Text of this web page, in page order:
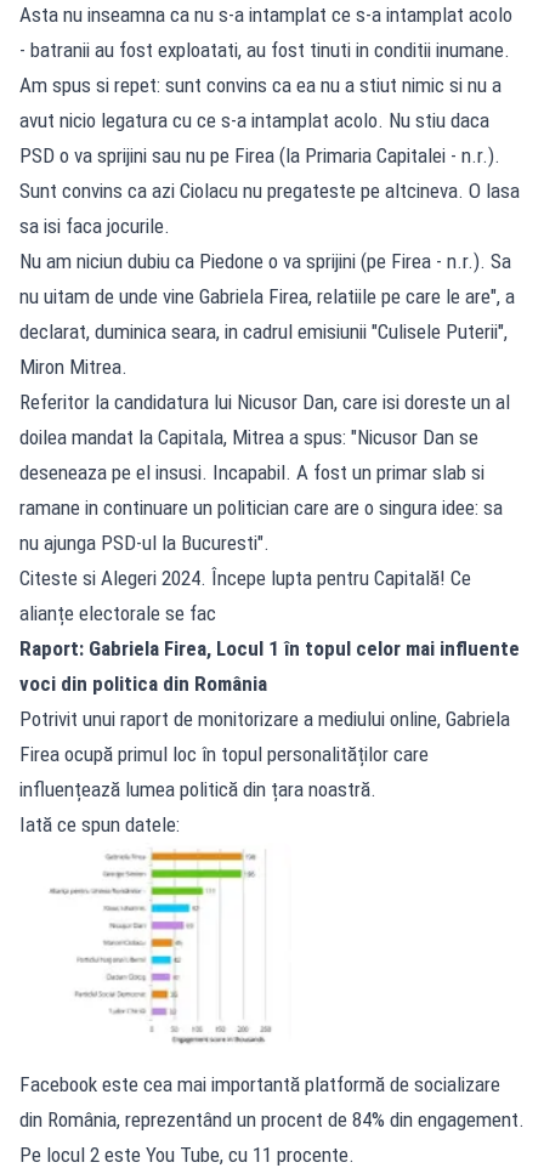
Asta nu inseamna ca nu s-a intamplat ce s-a intamplat acolo
- batranii au fost exploatati, au fost tinuti in conditii inumane.
Am spus si repet: sunt convins ca ea nu a stiut nimic si nu a
avut nicio legatura cu ce s-a intamplat acolo. Nu stiu daca
PSD o va sprijini sau nu pe Firea (la Primaria Capitalei - n.r.).
Sunt convins ca azi Ciolacu nu pregateste pe altcineva. O lasa
sa isi faca jocurile.
Nu am niciun dubiu ca Piedone o va sprijini (pe Firea - n.r.). Sa
nu uitam de unde vine Gabriela Firea, relatiile pe care le are", a
declarat, duminica seara, in cadrul emisiunii "Culisele Puterii",
Miron Mitrea.
Referitor la candidatura lui Nicusor Dan, care isi doreste un al
doilea mandat la Capitala, Mitrea a spus: "Nicusor Dan se
deseneaza pe el insusi. Incapabil. A fost un primar slab si
ramane in continuare un politician care are o singura idee: sa
nu ajunga PSD-ul la Bucuresti".
Citeste si Alegeri 2024. Începe lupta pentru Capitală! Ce
alianțe electorale se fac
Raport: Gabriela Firea, Locul 1 în topul celor mai influente
voci din politica din România
Potrivit unui raport de monitorizare a mediului online, Gabriela
Firea ocupă primul loc în topul personalităților care
influențează lumea politică din țara noastră.
Iată ce spun datele:
Facebook este cea mai importantă platformă de socializare
din România, reprezentând un procent de 84% din engagement.
Pe locul 2 este You Tube, cu 11 procente.